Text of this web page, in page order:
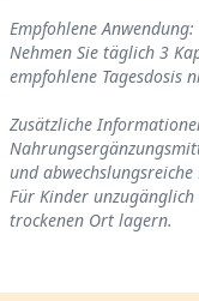
Empfohlene Anwendung:
Nehmen Sie täglich 3
empfohlene Tagesdosis
Zusätzliche
und
Für Kinder
trockenen Ort lagern.